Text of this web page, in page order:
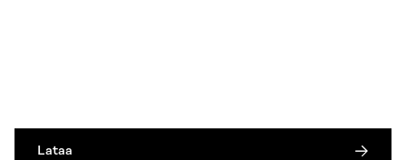
Lataa